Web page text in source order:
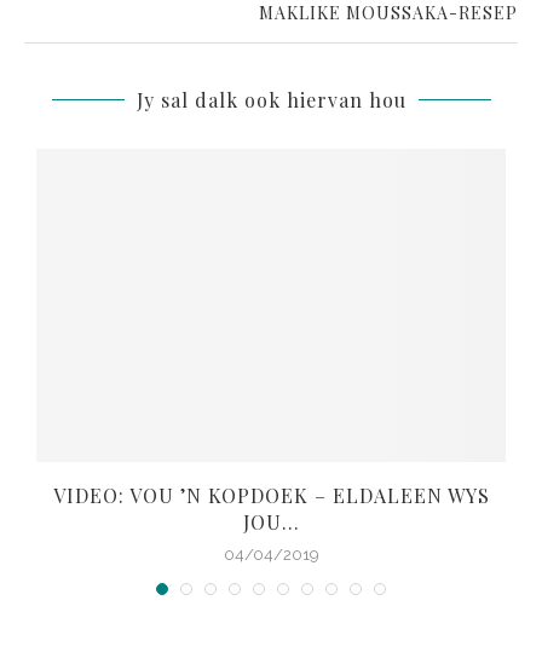
MAKLIKE MOUSSAKA-RESEP
Jy sal dalk ook hiervan hou
VIDEO: VOU ’N KOPDOEK – ELDALEEN WYS
JOU...
04/04/2019